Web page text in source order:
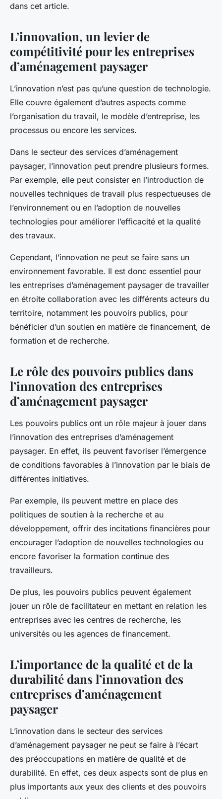
dans cet article.
L’innovation, un levier de
compétitivité pour les entreprises
d’aménagement paysager
L’innovation n’est pas qu’une question de technologie.
Elle couvre également d’autres aspects comme
l’organisation du travail, le modèle d’entreprise, les
processus ou encore les services.
Dans le secteur des services d’aménagement
paysager, l’innovation peut prendre plusieurs formes.
Par exemple, elle peut consister en l’introduction de
nouvelles techniques de travail plus respectueuses de
l’environnement ou en l’adoption de nouvelles
technologies pour améliorer l’efficacité et la qualité
des travaux.
Cependant, l’innovation ne peut se faire sans un
environnement favorable. Il est donc essentiel pour
les entreprises d’aménagement paysager de travailler
en étroite collaboration avec les différents acteurs du
territoire, notamment les pouvoirs publics, pour
bénéficier d’un soutien en matière de financement, de
formation et de recherche.
Le rôle des pouvoirs publics dans
l’innovation des entreprises
d’aménagement paysager
Les pouvoirs publics ont un rôle majeur à jouer dans
l’innovation des entreprises d’aménagement
paysager. En effet, ils peuvent favoriser l’émergence
de conditions favorables à l’innovation par le biais de
différentes initiatives.
Par exemple, ils peuvent mettre en place des
politiques de soutien à la recherche et au
développement, offrir des incitations financières pour
encourager l’adoption de nouvelles technologies ou
encore favoriser la formation continue des
travailleurs.
De plus, les pouvoirs publics peuvent également
jouer un rôle de facilitateur en mettant en relation les
entreprises avec les centres de recherche, les
universités ou les agences de financement.
L’importance de la qualité et de la
durabilité dans l’innovation des
entreprises d’aménagement
paysager
L’innovation dans le secteur des services
d’aménagement paysager ne peut se faire à l’écart
des préoccupations en matière de qualité et de
durabilité. En effet, ces deux aspects sont de plus en
plus importants aux yeux des clients et des pouvoirs